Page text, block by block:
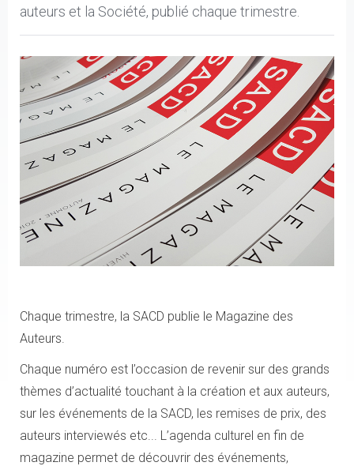
auteurs et la Société, publié chaque trimestre.
Chaque trimestre, la SACD publie le Magazine des
Auteurs.
Chaque numéro est l’occasion de revenir sur des grands
thèmes d’actualité touchant à la création et aux auteurs,
sur les événements de la SACD, les remises de prix, des
auteurs interviewés etc... L’agenda culturel en fin de
magazine permet de découvrir des événements,